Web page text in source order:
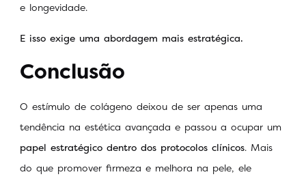
e longevidade.
E isso exige uma abordagem mais estratégica.
Conclusão
O estímulo de colágeno deixou de ser apenas uma
tendência na estética avançada e passou a ocupar um
papel estratégico dentro dos protocolos clínicos. Mais
do que promover firmeza e melhora na pele, ele